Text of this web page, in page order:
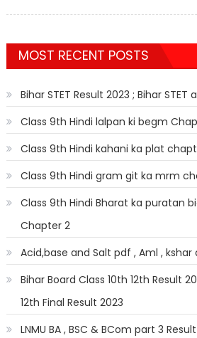
MOST RECENT POSTS
Bihar STET Result 2023 ; Bihar STET
Class 9th Hindi lalpan ki begm
Class 9th Hindi kahani ka plat
Class 9th Hindi gram git ka mrm
Class 9th Hindi Bharat ka puratan
Chapter 2
Acid,base and Salt pdf , Aml , kshar
Bihar Board Class 10th 12th Result
12th Final Result 2023
LNMU BA , BSC & BCom part 3